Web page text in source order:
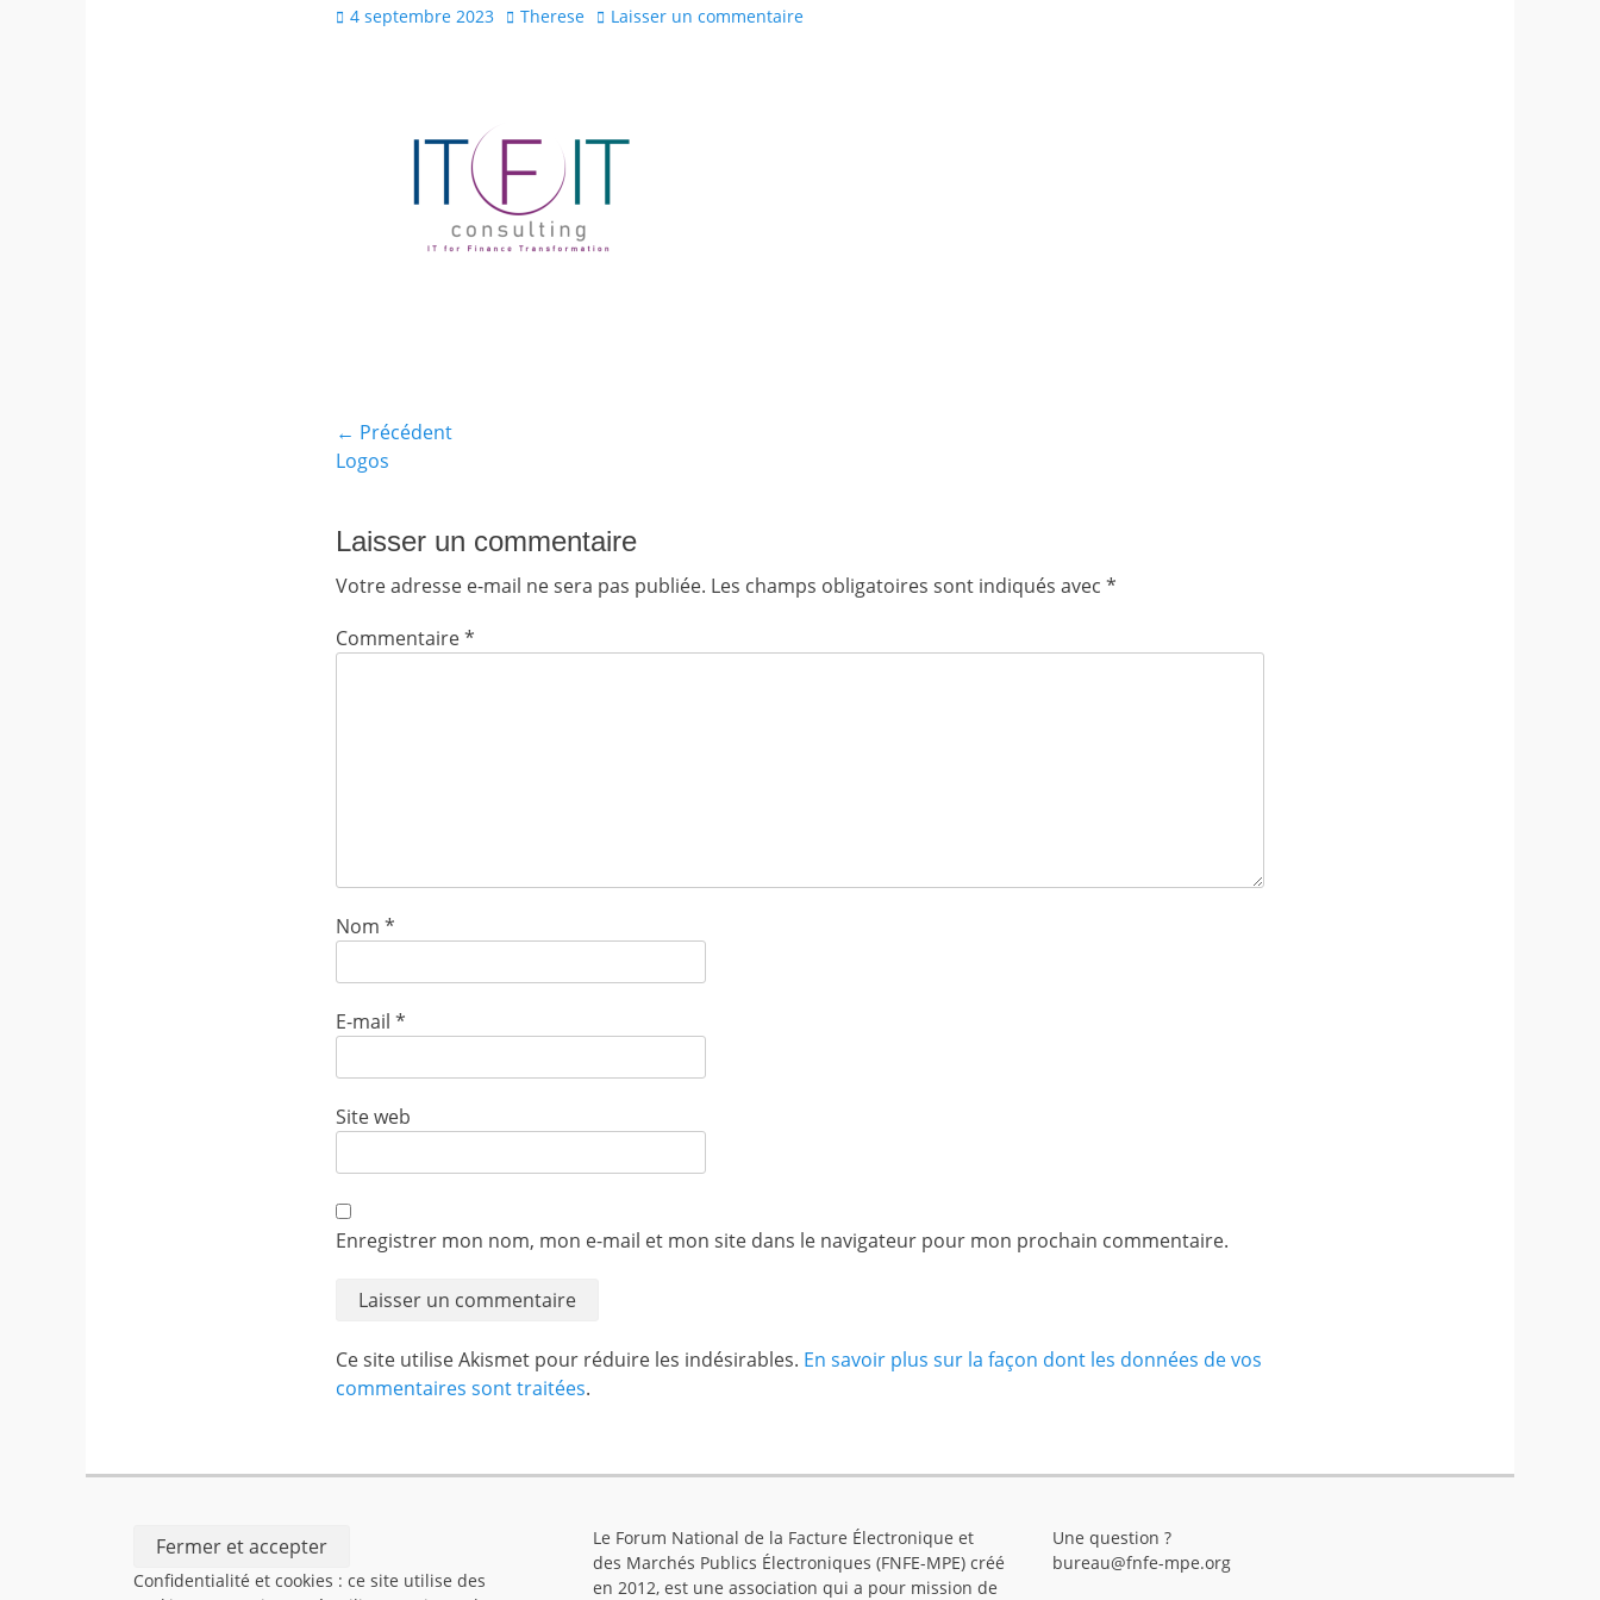
4 septembre 2023 Therese Laisser un commentaire
← Précédent
Logos
Laisser un commentaire
Votre adresse e-mail ne sera pas publiée. Les champs obligatoires sont indiqués avec *
Commentaire*
Nom *
E-mail *
Site web
Enregistrer mon nom, mon e-mail et mon site dans le navigateur pour mon prochain commentaire.
Ce site utilise Akismet pour réduire les indésirables. En savoir plus sur la façon dont les données de vos
commentaires sont traitées.
Confidentialité et cookies : ce site utilise des
Le Forum National de la Facture Électronique et
des Marchés Publics Électroniques (FNFE-MPE) créé
en 2012, est une association qui a pour mission de
Une question ?
bureau@fnfe-mpe.org